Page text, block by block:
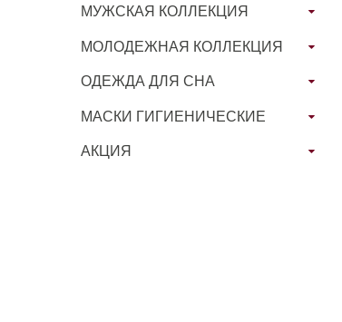
МУЖСКАЯ КОЛЛЕКЦИЯ
МОЛОДЕЖНАЯ КОЛЛЕКЦИЯ
ОДЕЖДА ДЛЯ СНА
МАСКИ ГИГИЕНИЧЕСКИЕ
АКЦИЯ